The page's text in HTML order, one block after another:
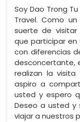
Soy Dao Trong
Travel. Como
suerte de visitar
que participar en
con diferencias
desconcertante,
realizan la visita
aspiro a
usted y espero
Deseo a usted y
viajar a nuestros